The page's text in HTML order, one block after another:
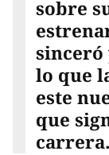
sobre
sinceró
lo que
este
que
carrera.